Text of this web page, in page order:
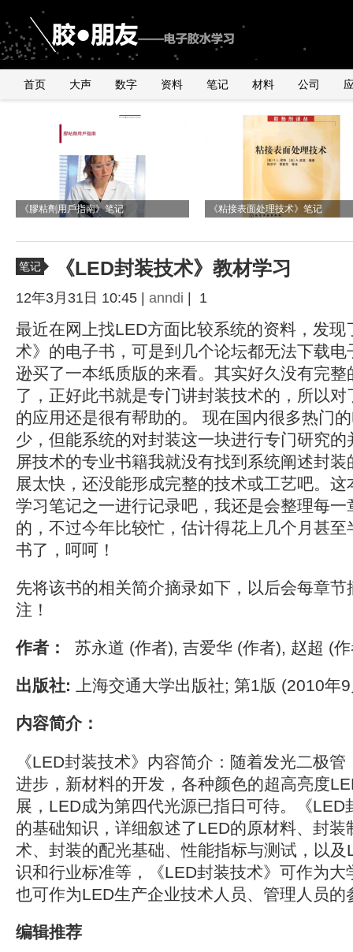
首页 大声 数字 资料 笔记 材料 公司
与UNDERFILL世界级高手交流有感
由2011年全球手机销量数据臆测
UNDERFILL的用量
《2010年银粉与浆料产品行业研讨会》
有感
国内外导电银粉、银浆、导电胶
况
《膠粘劑用戶指南》笔记 《粘接表面处理技术》笔记
笔记 《LED封装技术》教材学习
12年3月31日 10:45 | anndi | 1
最近在网上找LED方面比较系统的资料，发现
术》的电子书，可是到几个论坛都无法下载
逊买了一本纸质版的来看。其实好久没有完整
了，正好此书就是专门讲封装技术的，所以
的应用还是很有帮助的。 现在国内很多热门
少，但能系统的对封装这一块进行专门研究
屏技术的专业书籍我就没有找到系统阐述封
展太快，还没能形成完整的技术或工艺吧。
学习笔记之一进行记录吧，我还是会整理每
的，不过今年比较忙，估计得花上几个月甚
书了，呵呵！
先将该书的相关简介摘录如下，以后会每章
注！
作者：
苏永道 (作者), 吉爱华 (作者), 赵超 (
出版社: 上海交通大学出版社; 第1版 (2010年
内容简介：
《LED封装技术》内容简介：随着发光二极
进步，新材料的开发，各种颜色的超高亮度
展，LED成为第四代光源已指日可待。《LED
的基础知识，详细叙述了LED的原材料、封装
术、封装的配光基础、性能指标与测试，以
识和行业标准等，《LED封装技术》可作为大
也可作为LED生产企业技术人员、管理人员的
编辑推荐